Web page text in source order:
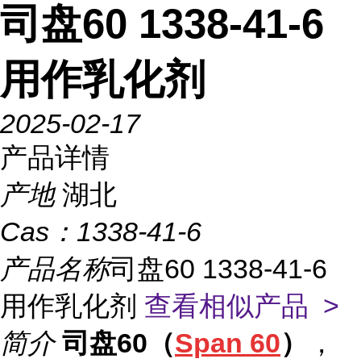
司盘60 1338-41-6
用作乳化剂
2025-02-17
产品详情
产地 湖北
Cas： 1338-41-6
产品名称司盘60 1338-41-6
用作乳化剂 查看相似产品 >
简介 司盘60（Span 60）
，